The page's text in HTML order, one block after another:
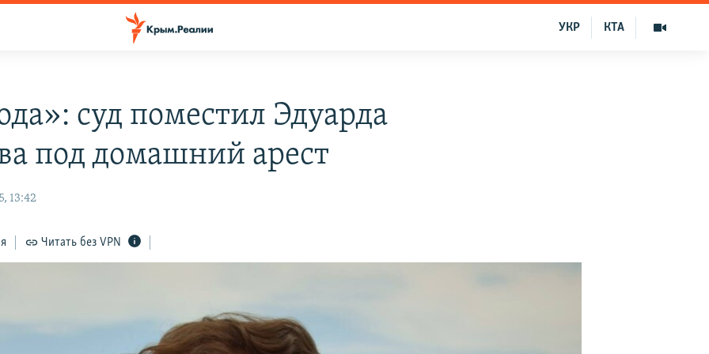
КТА
УКР
суд поместил Эдуарда
под домашний арест
13:42
Читать без VPN